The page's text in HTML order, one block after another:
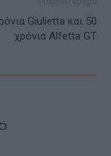
Giulietta και 50
χρόνια Alfetta GT